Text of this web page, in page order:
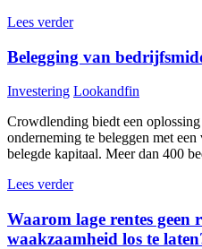
Lees verder
Belegging van
Investering Lookandfin
Crowdlending biedt een
onderneming te beleggen met
belegde kapitaal. Meer dan 400
Lees verder
Waarom lage rentes geen
waakzaamheid los te